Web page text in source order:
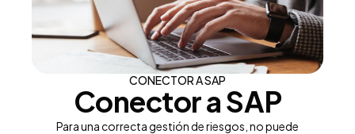
CONECTOR A SAP
Conector a SAP
Para una correcta gestión de riesgos, no puede